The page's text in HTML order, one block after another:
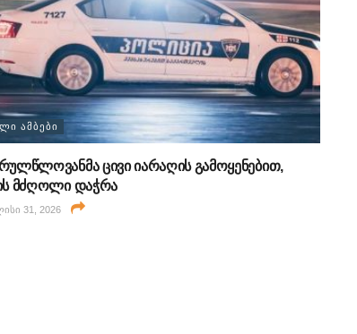
ᲐᲛᲑᲔᲑᲘ
ცივი იარაღის გამოყენებით,
მძღოლი დაჭრა
31, 2026